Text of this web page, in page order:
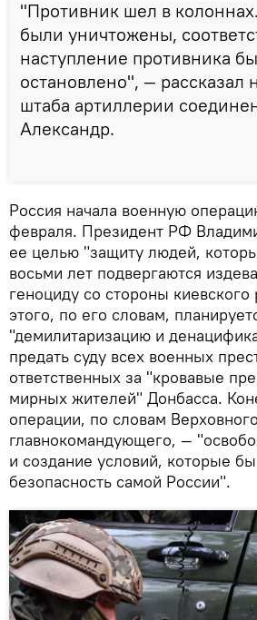
"Противник шел в
были уничтожены,
наступление противника
остановлено", — рассказал
штаба артиллерии
Александр.
Россия начала военную
февраля. Президент РФ
ее целью "защиту людей,
восьми лет подвергаются
геноциду со стороны
этого, по его словам,
"демилитаризацию и
предать суду всех военных
ответственных за "кровавые
мирных жителей" Донбасса.
операции, по словам Верховного
главнокомандующего, —
и создание условий, которые
безопасность самой России".